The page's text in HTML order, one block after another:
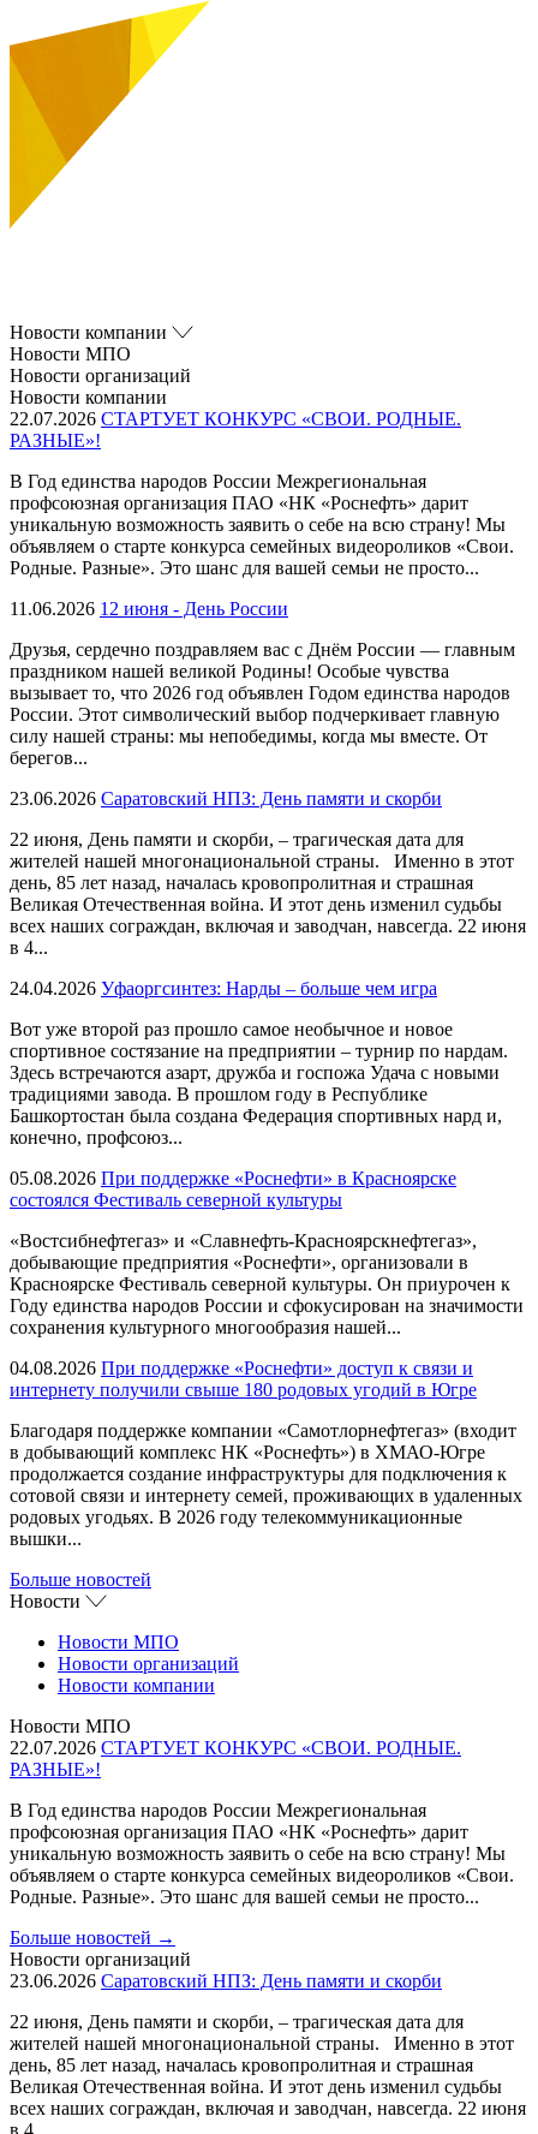
Новости компании
Новости МПО
Новости организаций
Новости компании
22.07.2026 СТАРТУЕТ КОНКУРС «СВОИ. РОДНЫЕ.
РАЗНЫЕ»!
В Год единства народов России Межрегиональная
профсоюзная организация ПАО «НК «Роснефть» дарит
уникальную возможность заявить о себе на всю страну! Мы
объявляем о старте конкурса семейных видеороликов «Свои.
Родные. Разные». Это шанс для вашей семьи не просто...
11.06.2026 12 июня - День России
Друзья, сердечно поздравляем вас с Днём России — главным
праздником нашей великой Родины! Особые чувства
вызывает то, что 2026 год объявлен Годом единства народов
России. Этот символический выбор подчеркивает главную
силу нашей страны: мы непобедимы, когда мы вместе. От
берегов...
23.06.2026 Саратовский НПЗ: День памяти и скорби
22 июня, День памяти и скорби, – трагическая дата для
жителей нашей многонациональной страны. Именно в этот
день, 85 лет назад, началась кровопролитная и страшная
Великая Отечественная война. И этот день изменил судьбы
всех наших сограждан, включая и заводчан, навсегда. 22 июня
в 4...
24.04.2026 Уфаоргсинтез: Нарды – больше чем игра
Вот уже второй раз прошло самое необычное и новое
спортивное состязание на предприятии – турнир по нардам.
Здесь встречаются азарт, дружба и госпожа Удача с новыми
традициями завода. В прошлом году в Республике
Башкортостан была создана Федерация спортивных нард и,
конечно, профсоюз...
05.08.2026 При поддержке «Роснефти» в Красноярске
состоялся Фестиваль северной культуры
«Востсибнефтегаз» и «Славнефть-Красноярскнефтегаз»,
добывающие предприятия «Роснефти», организовали в
Красноярске Фестиваль северной культуры. Он приурочен к
Году единства народов России и сфокусирован на значимости
сохранения культурного многообразия нашей...
04.08.2026 При поддержке «Роснефти» доступ к связи и
интернету получили свыше 180 родовых угодий в Югре
Благодаря поддержке компании «Самотлорнефтегаз» (входит
в добывающий комплекс НК «Роснефть») в ХМАО-Югре
продолжается создание инфраструктуры для подключения к
сотовой связи и интернету семей, проживающих в удаленных
родовых угодьях. В 2026 году телекоммуникационные
вышки...
Больше новостей
Новости
Новости МПО
Новости организаций
Новости компании
Новости МПО
22.07.2026 СТАРТУЕТ КОНКУРС «СВОИ. РОДНЫЕ.
РАЗНЫЕ»!
В Год единства народов России Межрегиональная
профсоюзная организация ПАО «НК «Роснефть» дарит
уникальную возможность заявить о себе на всю страну! Мы
объявляем о старте конкурса семейных видеороликов «Свои.
Родные. Разные». Это шанс для вашей семьи не просто...
Больше новостей →
Новости организаций
23.06.2026 Саратовский НПЗ: День памяти и скорби
22 июня, День памяти и скорби, – трагическая дата для
жителей нашей многонациональной страны. Именно в этот
день, 85 лет назад, началась кровопролитная и страшная
Великая Отечественная война. И этот день изменил судьбы
всех наших сограждан, включая и заводчан, навсегда. 22 июня
в 4...